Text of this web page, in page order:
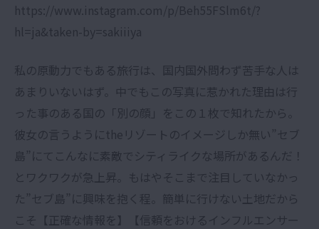
https://www.instagram.com/p/Beh55FSlm6t/?
hl=ja&taken-by=sakiiiya
私の原動力でもある旅行は、国内国外問わず苦手な人は
あまりいないはず。中でもこの写真に惹かれた理由は行
った事のある国の「別の顔」をこの１枚で知れたから。
彼女の言うようにtheリゾートのイメージしか無い”セブ
島”にてこんなに素敵でシティライクな場所があるんだ！
とワクワクが急上昇。もはやそこまで注目していなかっ
た”セブ島”に興味を抱く程。簡単に行けない土地だから
こそ【正確な情報を】【信頼をおけるインフルエンサー